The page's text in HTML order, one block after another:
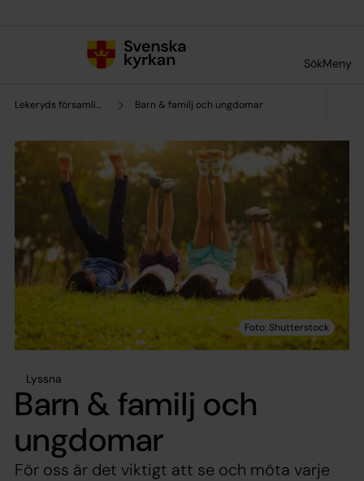
SökMeny
Lekeryds församling Barn & familj och ungdomar
Lyssna
Barn & familj och
ungdomar
För oss är det viktigt att se och möta varje